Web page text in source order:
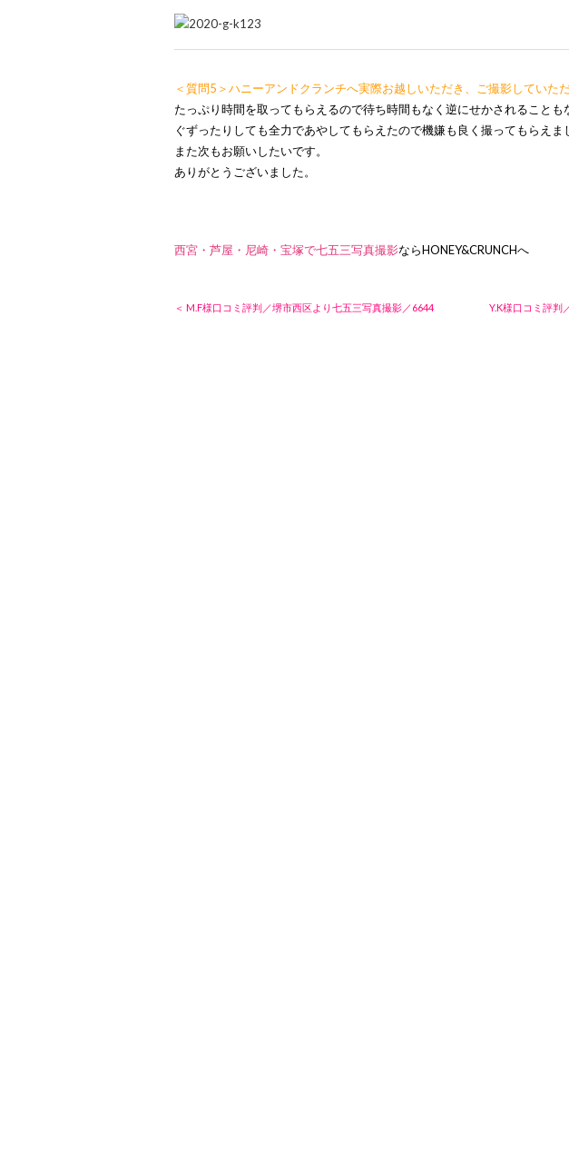
＜質問5＞ハニーアンドクランチへ実際お越しいただき、ご撮影していた
たっぷり時間を取ってもらえるので待ち時間もなく逆にせかされることも
ぐずったりしても全力であやしてもらえたので機嫌も良く撮ってもらえま
また次もお願いしたいです。
ありがとうございました。
西宮・芦屋・尼崎・宝塚で七五三写真撮影ならHONEY&CRUNCHへ
＜ M.F様口コミ評判／堺市西区より七五三写真撮影／6644 Y.K様口コミ評判